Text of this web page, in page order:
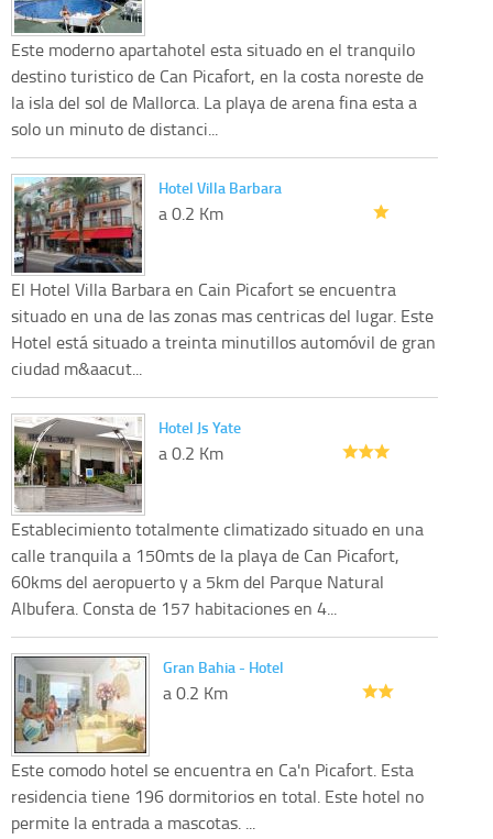
Este moderno apartahotel esta situado en el tranquilo
destino turistico de Can Picafort, en la costa noreste de
la isla del sol de Mallorca. La playa de arena fina esta a
solo un minuto de distanci...
Hotel Villa Barbara
a 0.2 Km
El Hotel Villa Barbara en Cain Picafort se encuentra
situado en una de las zonas mas centricas del lugar. Este
Hotel está situado a treinta minutillos automóvil de gran
ciudad m&aacut...
Hotel Js Yate
a 0.2 Km
Establecimiento totalmente climatizado situado en una
calle tranquila a 150mts de la playa de Can Picafort,
60kms del aeropuerto y a 5km del Parque Natural
Albufera. Consta de 157 habitaciones en 4...
Gran Bahia - Hotel
a 0.2 Km
Este comodo hotel se encuentra en Ca'n Picafort. Esta
residencia tiene 196 dormitorios en total. Este hotel no
permite la entrada a mascotas. ...